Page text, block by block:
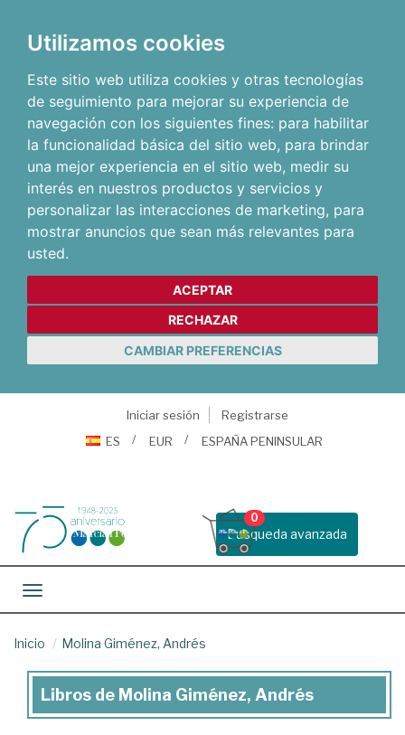
Utilizamos cookies
Este sitio web utiliza cookies y otras tecnologías
de seguimiento para mejorar su experiencia de
navegación con los siguientes fines: para habilitar
la funcionalidad básica del sitio web, para brindar
una mejor experiencia en el sitio web, medir su
interés en nuestros productos y servicios y
personalizar las interacciones de marketing, para
mostrar anuncios que sean más relevantes para
usted.
ACEPTAR
RECHAZAR
CAMBIAR PREFERENCIAS
Iniciar sesión
Registrarse
ES
EUR ESPAÑA PENINSULAR
Busqueda avanzada
0
Toggle navigation
Inicio Molina Giménez, Andrés
Libros
Libros de Molina Giménez, Andrés